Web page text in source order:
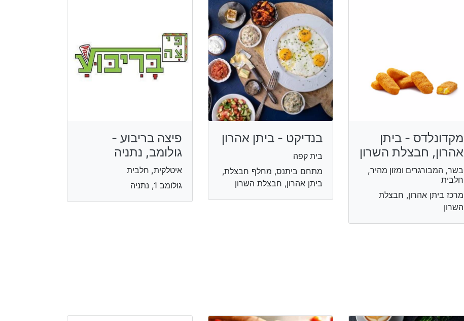
מקדונלדס - ביתן
אהרון, חבצלת השרון
בשר, המבורגרים ומזון מהיר,
חלבית
מרכז ביתן אהרון, חבצלת
השרון
בנדיקט - ביתן אהרון
בית קפה
מתחם ביתנס, מחלף חבצלת,
ביתן אהרון, חבצלת השרון
פיצה בריבוע -
גולומב, נתניה
איטלקית, חלבית
גולומב 1, נתניה